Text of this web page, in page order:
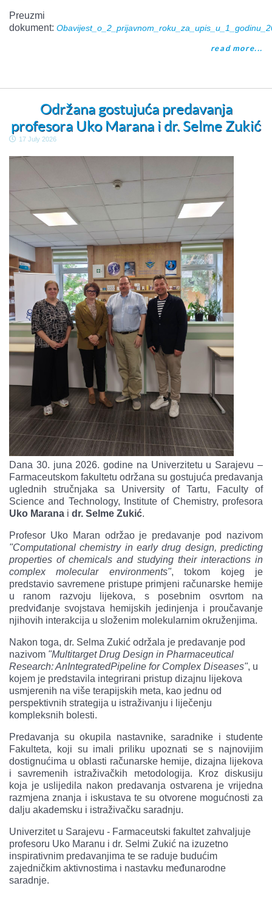
Preuzmi
dokument:
read more...
Održana gostujuća predavanja
profesora Uko Marana i dr. Selme Zukić
17 July 2026
Dana 30. juna 2026. godine na Univerzitetu u Sarajevu –
Farmaceutskom fakultetu održana su gostujuća predavanja
uglednih stručnjaka sa University of Tartu, Faculty of
Science and Technology, Institute of Chemistry, profesora
Uko Marana i dr. Selme Zukić.
Profesor Uko Maran održao je predavanje pod nazivom
"Computational chemistry in early drug design, predicting
properties of chemicals and studying their interactions in
complex molecular environments", tokom kojeg je
predstavio savremene pristupe primjeni računarske hemije
u ranom razvoju lijekova, s posebnim osvrtom na
predviđanje svojstava hemijskih jedinjenja i proučavanje
njihovih interakcija u složenim molekularnim okruženjima.
Nakon toga, dr. Selma Zukić održala je predavanje pod
nazivom "Multitarget Drug Design in Pharmaceutical
Research: AnIntegratedPipeline for Complex Diseases", u
kojem je predstavila integrirani pristup dizajnu lijekova
usmjerenih na više terapijskih meta, kao jednu od
perspektivnih strategija u istraživanju i liječenju
kompleksnih bolesti.
Predavanja su okupila nastavnike, saradnike i studente
Fakulteta, koji su imali priliku upoznati se s najnovijim
dostignućima u oblasti računarske hemije, dizajna lijekova
i savremenih istraživačkih metodologija. Kroz diskusiju
koja je uslijedila nakon predavanja ostvarena je vrijedna
razmjena znanja i iskustava te su otvorene mogućnosti za
dalju akademsku i istraživačku saradnju.
Univerzitet u Sarajevu - Farmaceutski fakultet zahvaljuje
profesoru Uko Maranu i dr. Selmi Zukić na izuzetno
inspirativnim predavanjima te se raduje budućim
zajedničkim aktivnostima i nastavku međunarodne
saradnje.